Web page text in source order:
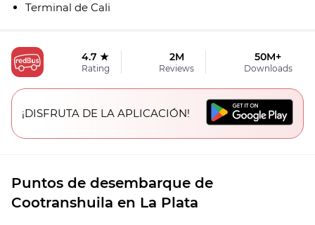
Terminal de Cali
4.7 ★
Rating
2M
Reviews
50M+
Downloads
¡DISFRUTA DE LA APLICACIÓN!
Puntos de desembarque de
Cootranshuila en La Plata